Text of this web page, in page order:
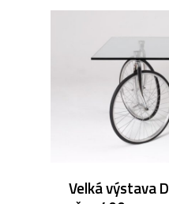
Velká výstava